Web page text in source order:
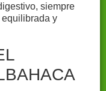
siempre
y